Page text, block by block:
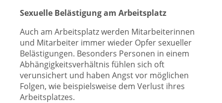
Sexuelle Belästigung am Arbeitsplatz
Auch am Arbeitsplatz werden Mitarbeiterinnen
und Mitarbeiter immer wieder Opfer sexueller
Belästigungen. Besonders Personen in einem
Abhängigkeitsverhältnis fühlen sich oft
verunsichert und haben Angst vor möglichen
Folgen, wie beispielsweise dem Verlust ihres
Arbeitsplatzes.